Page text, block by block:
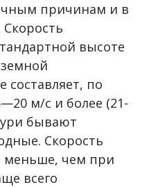
причинам и в
высоте
составляет, по
м/с и более (21-
бывают
Скорость
меньше, чем при
всего